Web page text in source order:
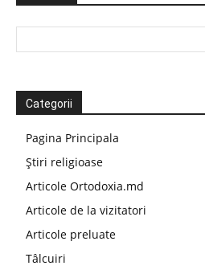
Categorii
Pagina Principala
Știri religioase
Articole Ortodoxia.md
Articole de la vizitatori
Articole preluate
Tâlcuiri